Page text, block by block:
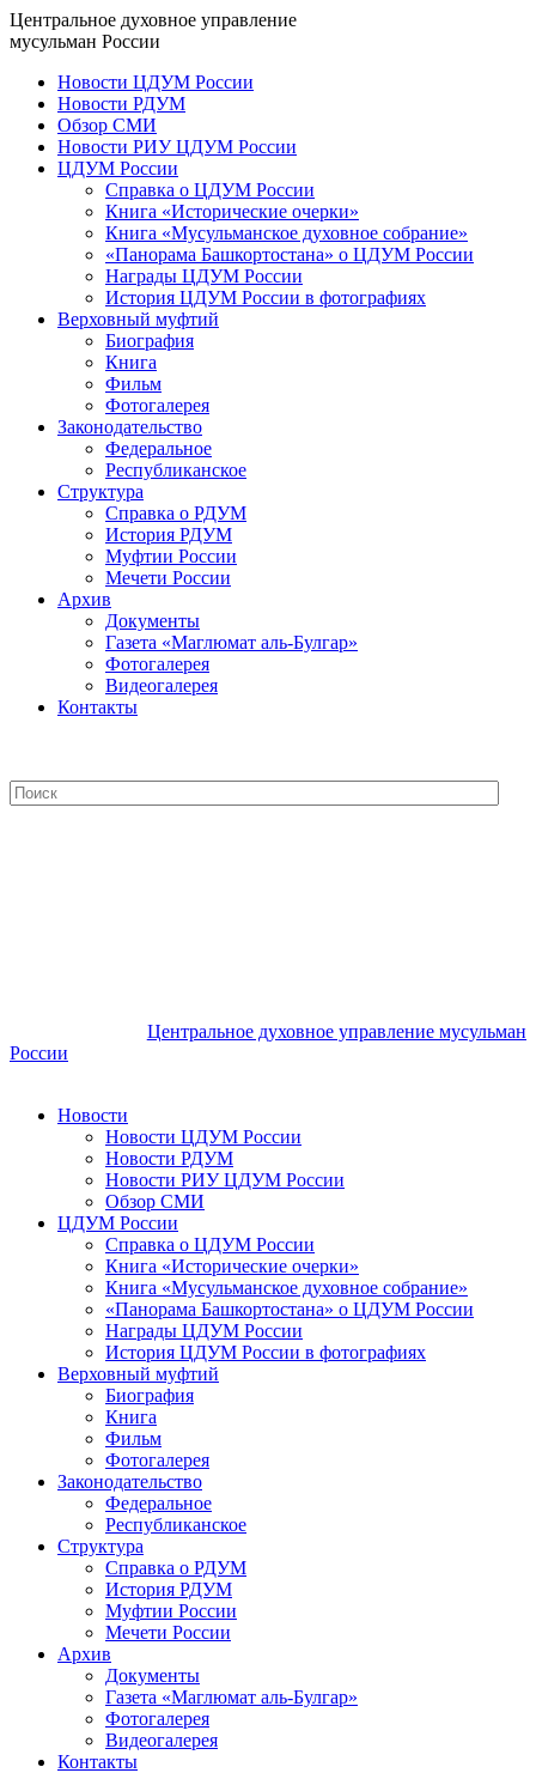
Центральное духовное управление
мусульман России
Новости ЦДУМ России
Новости РДУМ
Обзор СМИ
Новости РИУ ЦДУМ России
ЦДУМ России
Справка о ЦДУМ России
Книга «Исторические очерки»
Книга «Мусульманское духовное собрание»
«Панорама Башкортостана» о ЦДУМ России
Награды ЦДУМ России
История ЦДУМ России в фотографиях
Верховный муфтий
Биография
Книга
Фильм
Фотогалерея
Законодательство
Федеральное
Республиканское
Структура
Справка о РДУМ
История РДУМ
Муфтии России
Мечети России
Архив
Документы
Газета «Маглюмат аль-Булгар»
Фотогалерея
Видеогалерея
Контакты
Центральное духовное управление мусульман
России
Новости
Новости ЦДУМ России
Новости РДУМ
Новости РИУ ЦДУМ России
Обзор СМИ
ЦДУМ России
Справка о ЦДУМ России
Книга «Исторические очерки»
Книга «Мусульманское духовное собрание»
«Панорама Башкортостана» о ЦДУМ России
Награды ЦДУМ России
История ЦДУМ России в фотографиях
Верховный муфтий
Биография
Книга
Фильм
Фотогалерея
Законодательство
Федеральное
Республиканское
Структура
Справка о РДУМ
История РДУМ
Муфтии России
Мечети России
Архив
Документы
Газета «Маглюмат аль-Булгар»
Фотогалерея
Видеогалерея
Контакты